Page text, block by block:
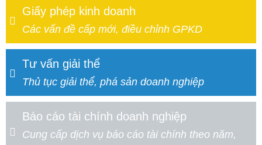
Giấy phép kinh doanh
Các vấn đề cấp mới, điều chỉnh GPKD
Tư vấn giải thể
Thủ tục giải thể, phá sản doanh nghiệp
Báo cáo tài chính doanh nghiệp
Cung cấp dịch vụ báo cáo tài chính theo năm,